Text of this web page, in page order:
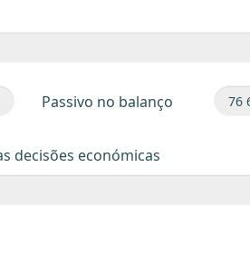
Passivo no balanço
decisões económicas